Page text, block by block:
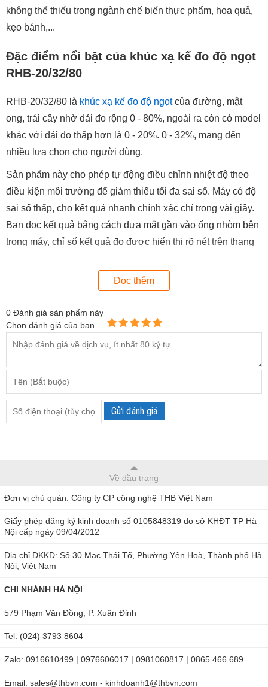
không thể thiếu trong ngành chế biến thực phẩm, hoa quả,
kẹo bánh,...
Đặc điểm nổi bật của khúc xạ kế đo độ ngọt
RHB-20/32/80
RHB-20/32/80 là khúc xạ kế đo độ ngọtcủa đường, mật
ong, trái cây nhờ dải đo rộng 0 - 80%, ngoài ra còn có model
khác với dải đo thấp hơn là 0 - 20%. 0 - 32%, mang đến
nhiều lựa chọn cho người dùng.
Sản phẩm này cho phép tự động điều chỉnh nhiệt độ theo
điều kiện môi trường để giảm thiểu tối đa sai số. Máy có độ
sai số thấp, cho kết quả nhanh chính xác chỉ trong vài giây.
Bạn đọc kết quả bằng cách đưa mắt gần vào ống nhòm bên
trong máy, chỉ số kết quả đo được hiển thị rõ nét trên thang
Hình ảnh khúc xạ kế đo độ ngọt RHB-20/32/80
Tại sao nên mua chọn khúc xạ kế RHB-
20/32/80?
Sản phẩm này thuộc thường hiệu Đài Loan - Total Meter,
chất lượng cao, nhiều đơn vị tin tưởng lựa chọn.
RHB-20/32/80 làkhúc xạ kếcơ bản có cấu tạo rất đơn giản,
thân máy bằng nhôm nên trọng lượng nhẹ, không sử dụng
vào đó là đó dựa trên khúc xạ ánh sáng rất thông minh. Bút
đo độ ngọt nhỏ gọn, có thể cho vào túi xách khi đi công tác.
Đọc thêm
0 Đánh giá sản phẩm này
Chọn đánh giá của bạn
Gửi đánh giá
Về đầu trang
Đơn vị chủ quản: Công ty CP công nghệ THB Việt Nam
Giấy phép đăng ký kinh doanh số 0105848319 do sở KHĐT TP Hà
Nội cấp ngày 09/04/2012
Địa chỉ ĐKKD: Số 30 Mạc Thái Tổ, Phường Yên Hoà, Thành phố Hà
Nội, Việt Nam
CHI NHÁNH HÀ NỘI
579 Phạm Văn Đồng, P. Xuân Đỉnh
Tel: (024) 3793 8604
Zalo: 0916610499 | 0976606017 | 0981060817 | 0865 466 689
Email: sales@thbvn.com - kinhdoanh1@thbvn.com